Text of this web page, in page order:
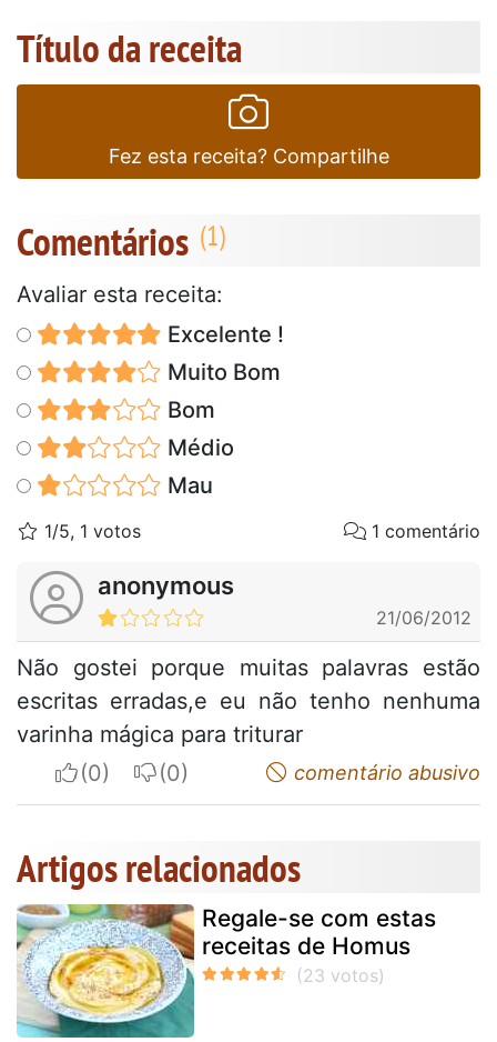
Título da receita
Fez esta receita? Compartilhe
Comentários
Avaliar esta receita:
Excelente !
Muito Bom
Bom
Médio
Mau
1/5, 1 votos 1 comentário
anonymous
21/06/2012
Não gostei porque muitas palavras estão
escritas erradas,e eu não tenho nenhuma
varinha mágica para triturar
I apreciateI do not appreciatecomentário abusivo
Artigos relacionados
Regale-se com estas
receitas de Homus